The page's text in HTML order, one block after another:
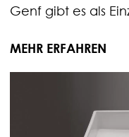
Genf gibt es als
MEHR ERFAHREN